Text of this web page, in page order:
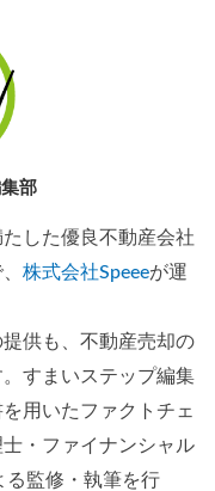
部
した優良不動産会社
株式会社Speeeが運
供も、不動産売却の
すまいステップ編集
用いたファクトチェ
・ファイナンシャル
る監修・執筆を行